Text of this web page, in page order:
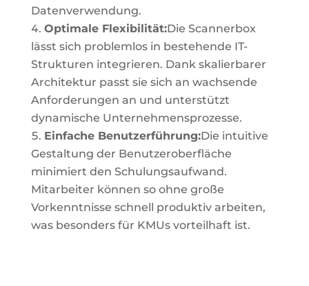
Datenverwendung.
Optimale Flexibilität:Die Scannerbox
lässt sich problemlos in bestehende IT-
Strukturen integrieren. Dank skalierbarer
Architektur passt sie sich an wachsende
Anforderungen an und unterstützt
dynamische Unternehmensprozesse.
Einfache Benutzerführung:Die intuitive
Gestaltung der Benutzeroberfläche
minimiert den Schulungsaufwand.
Mitarbeiter können so ohne große
Vorkenntnisse schnell produktiv arbeiten,
was besonders für KMUs vorteilhaft ist.